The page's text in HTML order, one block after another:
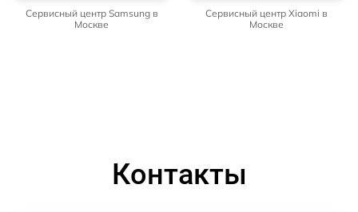
Сервисный центр Samsung в
Москве
Сервисный центр Xiaomi в
Москве
Контакты